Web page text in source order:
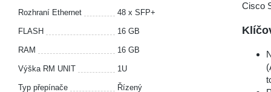
Rozhraní Ethernet 48 x SFP+
FLASH 16 GB
RAM 16 GB
Výška RM UNIT 1U
Typ přepínače Řízený
Cisco